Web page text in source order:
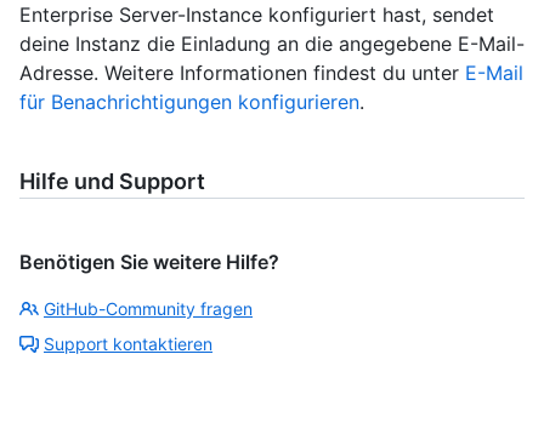
Enterprise Server-Instance konfiguriert hast, sendet
deine Instanz die Einladung an die angegebene E-Mail-
Adresse. Weitere Informationen findest du unter E-Mail
für Benachrichtigungen konfigurieren.
Hilfe und Support
Benötigen Sie weitere Hilfe?
GitHub-Community fragen
Support kontaktieren